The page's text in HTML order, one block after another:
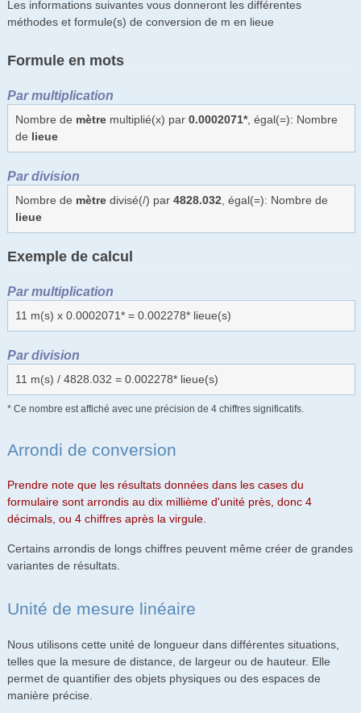
Les informations suivantes vous donneront les différentes
méthodes et formule(s) de conversion de m en lieue
Formule en mots
Par multiplication
Nombre de mètremultiplié(x) par 0.0002071*, égal(=): Nombre
de lieue
Par division
Nombre de mètredivisé(/) par 4828.032 , égal(=): Nombre de
lieue
Exemple de calcul
Par multiplication
11 m(s) x 0.0002071* = 0.002278* lieue(s)
Par division
11 m(s) / 4828.032 = 0.002278* lieue(s)
* Ce nombre est affiché avec une précision de 4 chiffres significatifs.
Arrondi de conversion
Prendre note que les résultats données dans les cases du
formulaire sont arrondis au dix millième d'unité près, donc 4
décimals, ou 4 chiffres après la virgule.
Certains arrondis de longs chiffres peuvent même créer de grandes
variantes de résultats.
Unité de mesure linéaire
Nous utilisons cette unité de longueur dans différentes situations,
telles que la mesure de distance, de largeur ou de hauteur. Elle
permet de quantifier des objets physiques ou des espaces de
manière précise.